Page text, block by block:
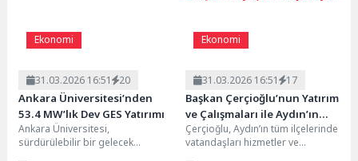
Ekonomi
31.03.2026 16:51 20
Ankara Üniversitesi’nden
53.4 MW’lık Dev GES Yatırımı
Ankara Üniversitesi,
sürdürülebilir bir gelecek
Ekonomi
31.03.2026 16:51 17
Başkan Çerçioğlu’nun Yatırım
ve Çalışmaları ile Aydın’ın
Tüm İlçelerinde Ulaşım
Altyapısı Güçleniyor
Çerçioğlu, Aydın’ın tüm ilçelerinde
vatandaşları hizmetler ve